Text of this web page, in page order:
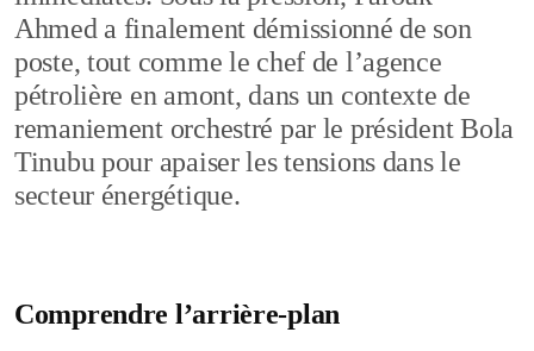
Ahmed a finalement démissionné de son
poste, tout comme le chef de l’agence
pétrolière en amont, dans un contexte de
remaniement orchestré par le président Bola
Tinubu pour apaiser les tensions dans le
secteur énergétique.
Comprendre l’arrière-plan